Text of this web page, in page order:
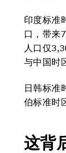
印度标准
口，带来
人口仅
与中国时
日韩标准
伯标准时
这背